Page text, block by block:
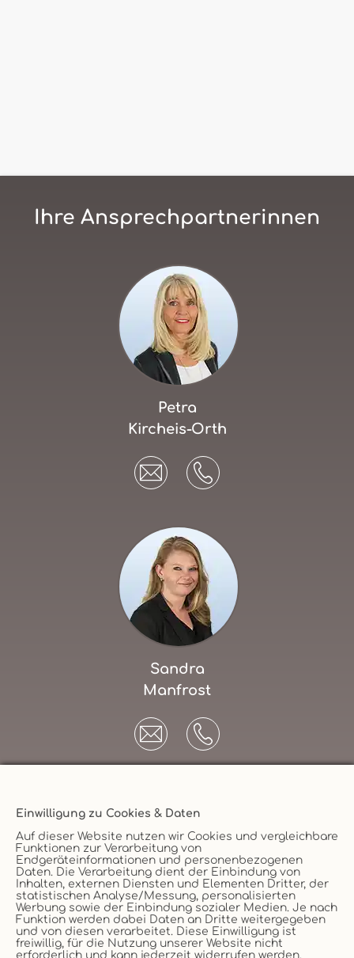
Einwilligung zu Cookies & Daten
Auf dieser Website nutzen wir Cookies und vergleichbare
Funktionen zur Verarbeitung von
Endgeräteinformationen und personenbezogenen
Daten. Die Verarbeitung dient der Einbindung von
Inhalten, externen Diensten und Elementen Dritter, der
statistischen Analyse/Messung, personalisierten
Werbung sowie der Einbindung sozialer Medien. Je nach
Funktion werden dabei Daten an Dritte weitergegeben
und von diesen verarbeitet. Diese Einwilligung ist
freiwillig, für die Nutzung unserer Website nicht
erforderlich und kann jederzeit widerrufen werden.
Ihre Ansprechpartnerinnen
Petra
Kircheis-Orth
Sandra
Manfrost
Versicherungsmakler
Vertrag widerruf
Unternehmen
AGB
Datenschutz
Impressum
Erstinformation
Cookie